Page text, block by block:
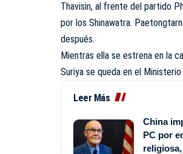
Thavisin, al frente del partido
por los Shinawatra.
después.
Mientras ella se estrena en la
Suriya se queda en el
Leer Más
China
PC por